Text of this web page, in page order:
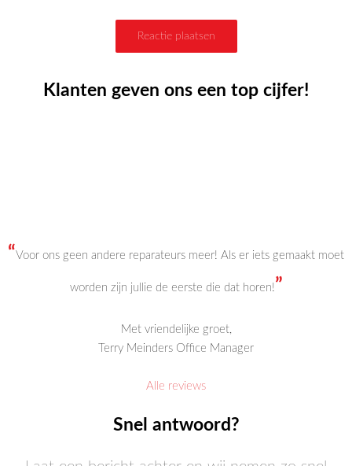
Klanten geven ons een top cijfer!
“Voor ons geen andere reparateurs meer! Als er iets gemaakt moet
worden zijn jullie de eerste die dat horen! ”
Met vriendelijke groet,
Terry Meinders Office Manager
Alle reviews
Snel antwoord?